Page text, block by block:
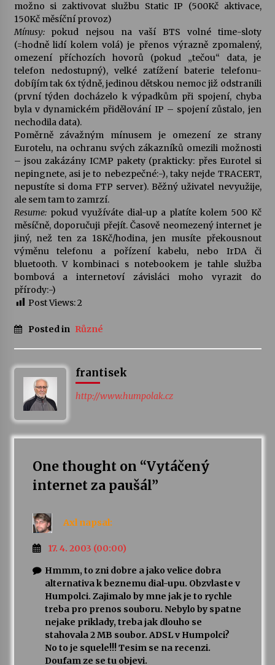
možno si zaktivovat službu Static IP (500Kč aktivace,
150Kč měsíční provoz)
Mínusy:pokud nejsou na vaší BTS volné time-sloty
(=hodně lidí kolem volá) je přenos výrazně zpomalený,
omezení příchozích hovorů (pokud „tečou“ data, je
telefon nedostupný), velké zatížení baterie telefonu-
dobíjím tak 6x týdně, jedinou dětskou nemoc již odstranili
(první týden docházelo k výpadkům při spojení, chyba
byla v dynamickém přidělování IP – spojení zůstalo, jen
nechodila data).
Poměrně závažným mínusem je omezení ze strany
Eurotelu, na ochranu svých zákazníků omezili možnosti
– jsou zakázány ICMP pakety (prakticky: přes Eurotel si
nepingnete, asi je to nebezpečné:-), taky nejde TRACERT,
nepustíte si doma FTP server). Běžný uživatel nevyužije,
ale sem tam to zamrzí.
Resume:pokud využíváte dial-up a platíte kolem 500 Kč
měsíčně, doporučuji přejít. Časově neomezený internet je
jiný, než ten za 18Kč/hodina, jen musíte překousnout
výměnu telefonu a pořízení kabelu, nebo IrDA či
bluetooth. V kombinaci s notebookem je tahle služba
bombová a internetoví závisláci moho vyrazit do
přírody:-)
Post Views:2
Posted in Různé
frantisek
http://www.humpolak.cz
One thought on “Vytáčený
internet za paušál”
Axl napsal:
17. 4. 2003 (00:00)
Hmmm, to zni dobre a jako velice dobra
alternativa k beznemu dial-upu. Obzvlaste v
Humpolci. Zajimalo by mne jak je to rychle
treba pro prenos souboru. Nebylo by spatne
nejake priklady, treba jak dlouho se
stahovala 2 MB soubor. ADSL v Humpolci?
No to je squele!!! Tesim se na recenzi.
Doufam ze se tu objevi.